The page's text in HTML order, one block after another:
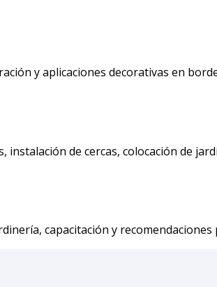
y aplicaciones decorativas en
instalación de cercas, colocación de
capacitación y recomendaciones